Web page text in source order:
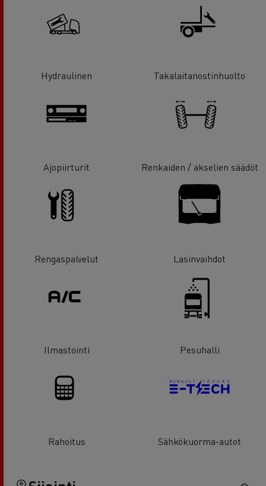
Hydraulinen Takalaitanostinhuolto
Ajopiirturit Renkaiden / akselien säädöt
Rengaspalvelut Lasinvaihdot
Ilmastointi Pesuhalli
Rahoitus Sähkökuorma-autot